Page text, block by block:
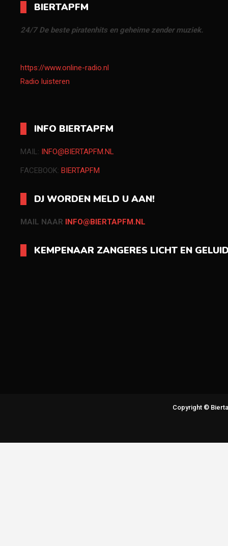
BIERTAPFM
24/7 De beste piratenhits en geheime zender muziek.
https://www.online-radio.nl
Radio luisteren
INFO BIERTAPFM
MAIL: INFO@BIERTAPFM.NL
FACEBOOK: BIERTAPFM
DJ WORDEN MELD U AAN!
MAIL NAAR INFO@BIERTAPFM.NL
KEMPENAAR ZANGERES LICHT EN
Copyright ©